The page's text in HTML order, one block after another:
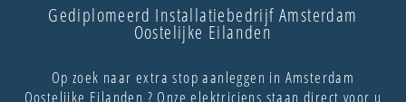
Gediplomeerd Installatiebedrijf Amsterdam
Oostelijke Eilanden
Op zoek naar extra stop aanleggen in Amsterdam
Oostelijke Eilanden ? Onze elektriciens staan direct voor u